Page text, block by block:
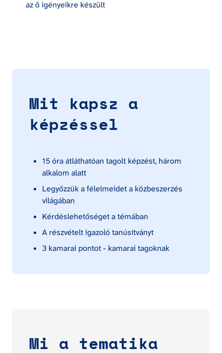
az ő igényeikre készült
Mit kapsz a
képzéssel
15 óra átláthatóan tagolt képzést, három
alkalom alatt
Legyőzzük a félelmeidet a közbeszerzés
világában
Kérdéslehetőséget a témában
A részvételt igazoló tanúsítványt
3 kamarai pontot - kamarai tagoknak
Mi a tematika